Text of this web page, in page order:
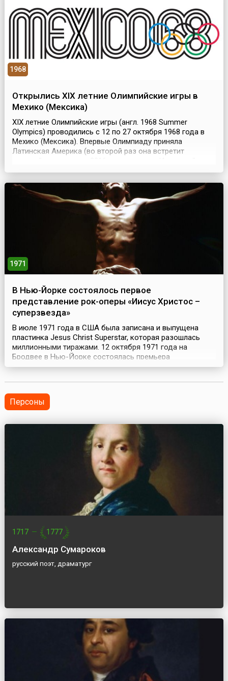
1968
Открылись XIX летние Олимпийские игры в
Мехико (Мексика)
XIX летние Олимпийские игры (англ. 1968 Summer
Olympics) проводились с 12 по 27 октября 1968 года в
Мехико (Мексика). Впервые Олимпиаду приняла
Латинская Америка (во второй раз она встретит
бразильском Рио-де-Жанейро). В числе претендентов
(Аргентина). Выбор МОК понравился не всем.
Радикальн...
1971
В Нью-Йорке состоялось первое
представление рок-оперы «Иисус Христос –
суперзвезда»
В июле 1971 года в США была записана и выпущена
пластинка Jesus Christ Superstar, которая разошлась
миллионными тиражами. 12 октября 1971 года на
Бродвее в Нью-Йорке состоялась премьера
расширенного сценического варианта рок-оперы Эндрю
мюзикла, специалисты утверждают, что бум, вызванный
е...
Персоны
1717 — 1777
Александр Сумароков
русский поэт, драматург